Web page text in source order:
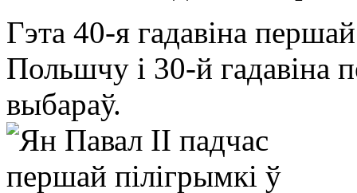
Гэта 40-я гадавіна
Польшчу і 30-й гадавіна
выбараў.